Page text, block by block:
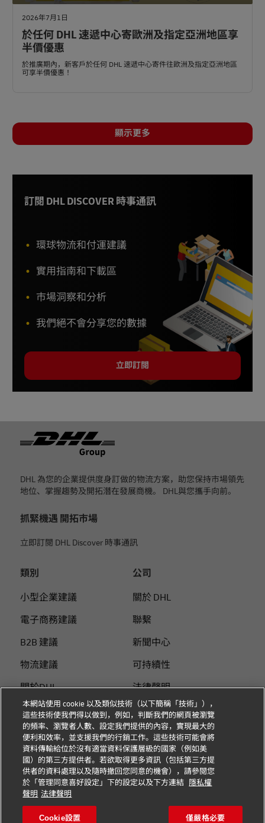
2026年7月1日
於任何 DHL 速遞中心寄歐洲及指定亞洲地區享
半價優惠
於推廣期內，新客戶於任何 DHL 速遞中心寄件往歐洲及指定亞洲地區
可享半價優惠！
顯示更多
訂閱 DHL DISCOVER 時事通訊
環球物流和付運建議
實用指南和下載區
市場洞察和分析
我們絕不會分享您的數據
立即訂閱
DHL 為您的企業提供度身訂做的物流方案，助您保持市場領先
地位、掌握趨勢及開拓潛在發展商機。 DHL與您攜手向前。
抓緊機遇 開拓市場
立即訂閱 DHL Discover 時事通訊
類別
小型企業建議
電子商務建議
B2B 建議
物流建議
關於DHL
使用DHL付運
個人付運指南
公司
關於 DHL
聯繫
新聞中心
可持續性
法律聲明
使用條款
隱私
Cookie 设置
關注我們
本網站使用 cookie 以及類似技術（以下簡稱「技術」），
這些技術使我們得以做到，例如，判斷我們的網頁被瀏覽
的頻率、瀏覽者人數、設定我們提供的內容，實現最大的
便利和效率，並支援我們的行銷工作。這些技術可能會將
資料傳輸給位於沒有適當資料保護層級的國家（例如美
國）的第三方提供者。若欲取得更多資訊（包括第三方提
供者的資料處理以及隨時撤回您同意的機會），請參閱您
於「管理同意喜好設定」下的設定以及下方連結
隱私權
聲明 法律聲明
Cookie設置 僅嚴格必要